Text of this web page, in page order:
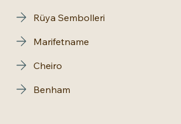
Rüya Sembolleri
Marifetname
Cheiro
Benham